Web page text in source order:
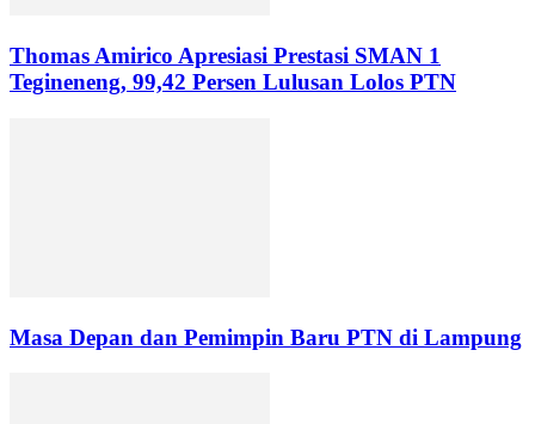
Thomas Amirico Apresiasi Prestasi SMAN 1
Tegineneng, 99,42 Persen Lulusan Lolos PTN
Masa Depan dan Pemimpin Baru PTN di Lampung